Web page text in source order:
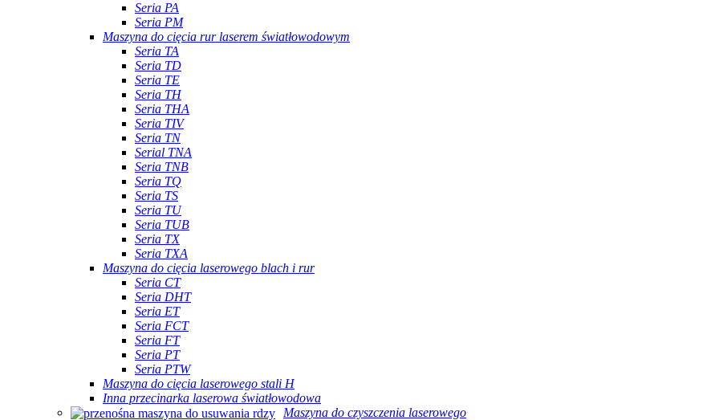
Seria PA
Seria PM
Maszyna do cięcia rur laserem światłowodowym
Seria TA
Seria TD
Seria TE
Seria TH
Seria THA
Seria TIV
Seria TN
Serial TNA
Seria TNB
Seria TQ
Seria TS
Seria TU
Seria TUB
Seria TX
Seria TXA
Maszyna do cięcia laserowego blach i rur
Seria CT
Seria DHT
Seria ET
Seria FCT
Seria FT
Seria PT
Seria PTW
Maszyna do cięcia laserowego stali H
Inna przecinarka laserowa światłowodowa
Maszyna do czyszczenia laserowego